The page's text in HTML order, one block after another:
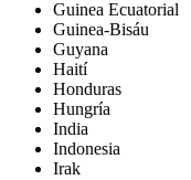
Guinea Ecuatorial
Guinea-Bisáu
Guyana
Haití
Honduras
Hungría
India
Indonesia
Irak